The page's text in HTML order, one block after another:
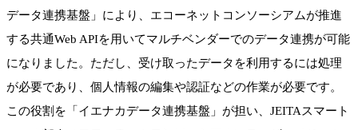
データ連携基盤」により、エコーネットコンソーシアムが推進
する共通Web APIを用いてマルチベンダーでのデータ連携が可能
になりました。ただし、受け取ったデータを利用するには処理
が必要であり、個人情報の編集や認証などの作業が必要です。
この役割を「イエナカデータ連携基盤」が担い、JEITAスマート